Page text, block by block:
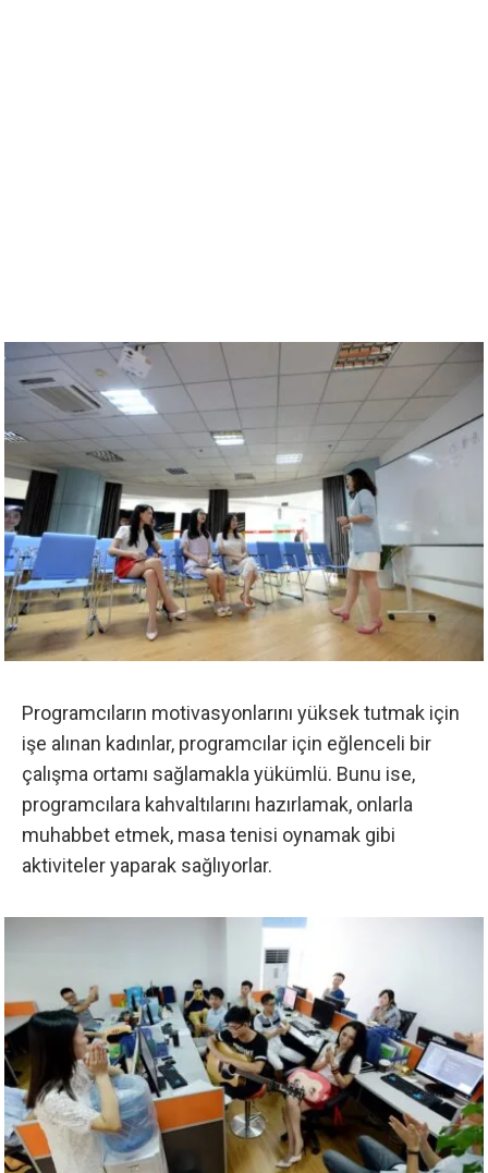
Programcıların motivasyonlarını yüksek tutmak için
işe alınan kadınlar, programcılar için eğlenceli bir
çalışma ortamı sağlamakla yükümlü. Bunu ise,
programcılara kahvaltılarını hazırlamak, onlarla
muhabbet etmek, masa tenisi oynamak gibi
aktiviteler yaparak sağlıyorlar.